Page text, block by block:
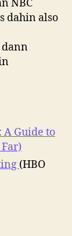
NBC
dahin also
dann
A Guide to
(HBO